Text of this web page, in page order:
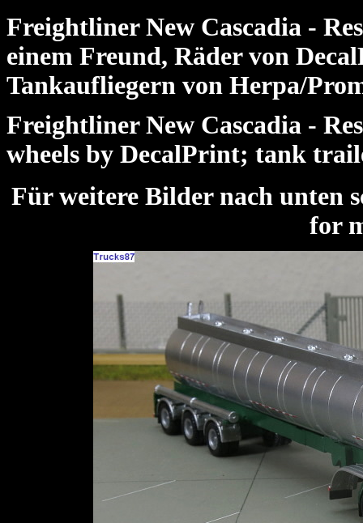
Freightliner New Cascadia -
einem Freund, Räder von
Tankaufliegern von Herpa/
Freightliner New Cascadia -
wheels by DecalPrint; tank
Für weitere Bilder nach
for